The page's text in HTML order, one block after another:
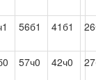
56б1 41б1
57ч0 42ч0